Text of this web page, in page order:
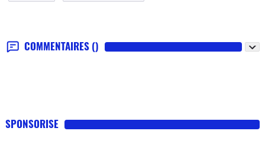
COMMENTAIRES ()
SPONSORISE